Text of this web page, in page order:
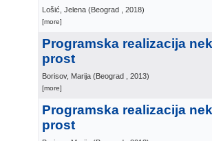
Lošić, Jelena (Beograd , 2018)
[more]
Programska realizacija
prost
Borisov, Marija (Beograd , 2013)
[more]
Programska realizacija
prost